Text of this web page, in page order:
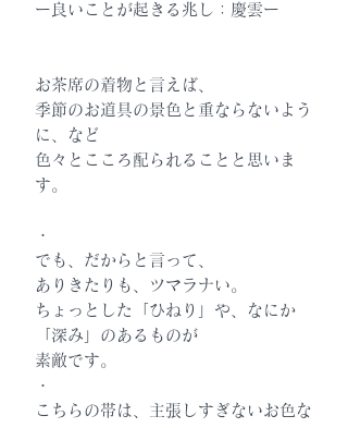
ー良いことが起きる兆し：慶雲ー
お茶席の着物と言えば、
季節のお道具の景色と重ならないよう
に、など
色々とこころ配られることと思いま
す。
・
でも、だからと言って、
ありきたりも、ツマラナい。
ちょっとした「ひねり」や、なにか
「深み」のあるものが
素敵です。
・
こちらの帯は、主張しすぎないお色な